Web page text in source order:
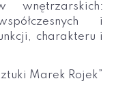
wnętrzarskich:
i
charakteru i
Marek Rojek”